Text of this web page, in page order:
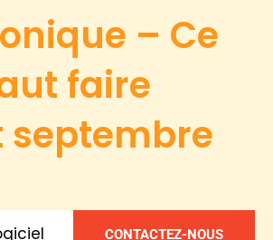
– Ce
faire
CONTACTEZ-NOUS